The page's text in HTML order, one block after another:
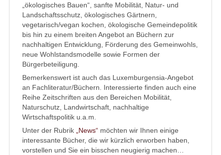
„ökologisches Bauen“, sanfte Mobilität, Natur- und
Landschaftsschutz, ökologisches Gärtnern,
vegetarisch/vegan kochen, ökologische Gemeindepolitik
bis hin zu einem breiten Angebot an Büchern zur
nachhaltigen Entwicklung, Förderung des Gemeinwohls,
neue Wohlstandsmodelle sowie Formen der
Bürgerbeteiligung.
Bemerkenswert ist auch das Luxemburgensia-Angebot
an Fachliteratur/Büchern. Interessierte finden auch eine
Reihe Zeitschriften aus den Bereichen Mobilität,
Naturschutz, Landwirtschaft, nachhaltige
Wirtschaftspolitik u.a.m.
Unter der Rubrik „News“ möchten wir Ihnen einige
interessante Bücher, die wir kürzlich erworben haben,
vorstellen und Sie ein bisschen neugierig machen…